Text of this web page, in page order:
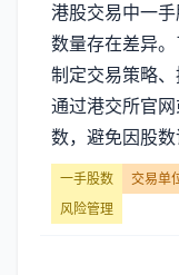
【一
手
股
数】
文
港股交易中一
数量存在差异
制定交易策略
通过港交所官
数，避免因股数
一手股数 交易单
风险管理